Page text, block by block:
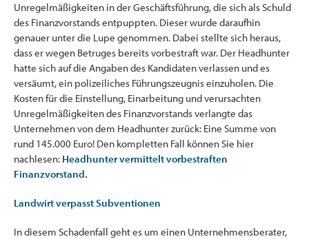
Unregelmäßigkeiten in der Geschäftsführung, die sich als Schuld
des Finanzvorstands entpuppten. Dieser wurde daraufhin
genauer unter die Lupe genommen. Dabei stellte sich heraus,
dass er wegen Betruges bereits vorbestraft war. Der Headhunter
hatte sich auf die Angaben des Kandidaten verlassen und es
versäumt, ein polizeiliches Führungszeugnis einzuholen. Die
Kosten für die Einstellung, Einarbeitung und verursachten
Unregelmäßigkeiten des Finanzvorstands verlangte das
Unternehmen von dem Headhunter zurück: Eine Summe von
rund 145.000 Euro! Den kompletten Fall können Sie hier
nachlesen: Headhunter vermittelt vorbestraften
Finanzvorstand.
Landwirt verpasst Subventionen
In diesem Schadenfall geht es um einen Unternehmensberater,